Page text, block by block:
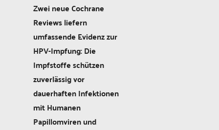
Zwei neue Cochrane
Reviews liefern
umfassende Evidenz zur
HPV-Impfung: Die
Impfstoffe schützen
zuverlässig vor
dauerhaften Infektionen
mit Humanen
Papillomviren und